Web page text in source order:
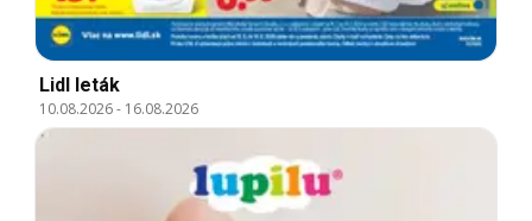
Lidl leták
10.08.2026- 16.08.2026